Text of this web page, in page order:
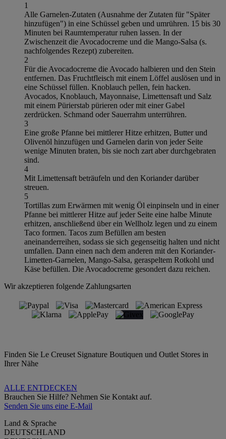
1
Alle Garnelen-Zutaten (Ausnahme der Zutaten für "Später
hinzufügen") in eine Schüssel geben und umrühren. 15 bis 30
Minuten bei Raumtemperatur ruhen lassen. In der
Zwischenzeit die Avocadocreme und die Mango-Salsa (s.
nachfolgendes Rezept) zubereiten.
2
Für die Avocadocreme die Avocado halbieren und den Stein
entfernen. Das Fruchtfleisch mit einem Löffel auslösen und in
eine Schüssel füllen. Knoblauch pellen, fein hacken.
Avocados, Knoblauch, Mayonnaise, Limettensaft und Salz
mit einem Pürierstab pürieren oder mit einer Gabel
zerdrücken. Schmand oder Sauerrahm unterrühren.
3
Eine große Pfanne bei mittlerer Hitze erhitzen, Butter und
Olivenöl hinzufügen und Garnelen darin von jeder Seite
wenige Minuten braten, bis sie noch zart aber durchgebraten
sind.
4
Mit Limettensaft beträufeln und den Koriander darüber
streuen.
5
Tortillas zum Erwärmen mit wenig Öl einpinseln und in einer
Pfanne bei mittlerer Hitze auf jeder Seite eine halbe Minute
erhitzen, anschließend über ein Wellholz legen und zu einem
Taco formen. Tacos zum Befüllen am besten
aneinanderreihen, sodass sie sich gegenseitig halten und nicht
umfallen. Dann einen nach dem anderen mit den Koriander-
Limetten-Garnelen, Mango-Salsa, geraspeltem Rotkohl und
Käse befüllen. Die Avocadocreme gesondert dazu reichen.
Wir akzeptieren folgende Zahlungsarten
Finden Sie Le Creuset Signature Boutiquen und Outlet Stores in
Ihrer Nähe
ALLE ENTDECKEN
Brauchen Sie Hilfe? Nehmen Sie Kontakt auf.
Senden Sie uns eine E-Mail
Land & Sprache
DEUTSCHLAND